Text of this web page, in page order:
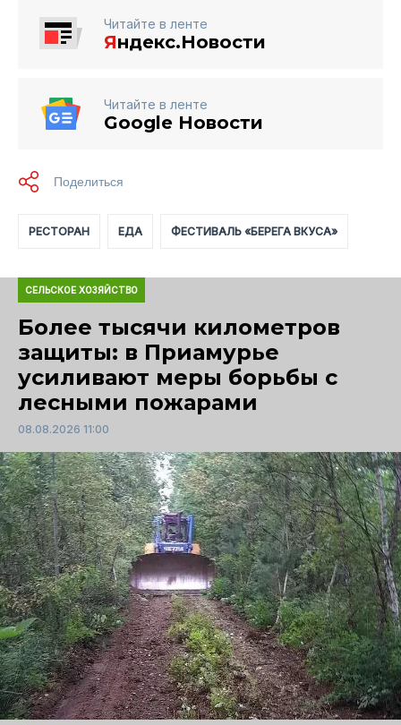
Читайте в ленте
Яндекс.Новости
Читайте в ленте
Google Новости
РЕСТОРАН ЕДА ФЕСТИВАЛЬ «БЕРЕГА ВКУСА»
СЕЛЬСКОЕ ХОЗЯЙСТВО
Более тысячи километров
защиты: в Приамурье
усиливают меры борьбы с
лесными пожарами
08.08.2026 11:00